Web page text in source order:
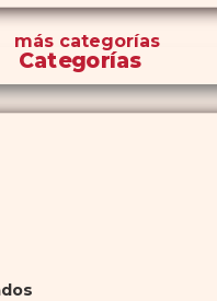
máscategorías
Categorías